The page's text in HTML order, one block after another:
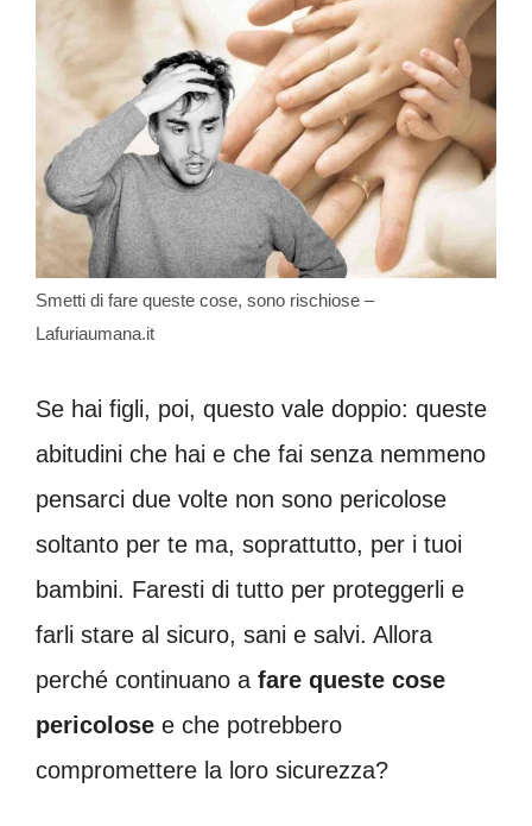
Smetti di fare queste cose, sono rischiose –
Lafuriaumana.it
Se hai figli, poi, questo vale doppio: queste
abitudini che hai e che fai senza nemmeno
pensarci due volte non sono pericolose
soltanto per te ma, soprattutto, per i tuoi
bambini. Faresti di tutto per proteggerli e
farli stare al sicuro, sani e salvi. Allora
perché continuano a fare queste cose
pericolose e che potrebbero
compromettere la loro sicurezza?